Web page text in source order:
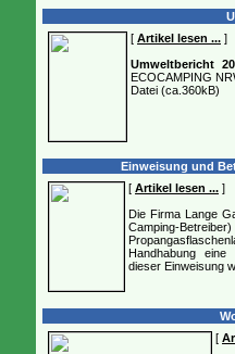
[ Artikel lesen ... ]
Umweltbericht
ECOCAMPING
Datei (ca.360kB)
Einweisung und
[ Artikel lesen ... ]
Die Firma Lange
Camping-
Handhabung eine
dieser Einweisung
[